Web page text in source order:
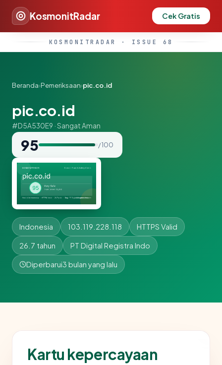
KosmonitRadar Cek Gratis
KOSMONITRADAR · ISSUE 68
Beranda›Pemeriksaan›pic.co.id
pic.co.id
#D5A530E9 · Sangat Aman
95 / 100
Indonesia 103.119.228.118 HTTPS Valid
26.7 tahun PT Digital Registra Indo
Diperbarui3 bulan yang lalu
Kartu kepercayaan